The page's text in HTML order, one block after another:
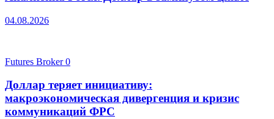
04.08.2026
Futures Broker0
Доллар теряет инициативу:
макроэкономическая дивергенция и кризис
коммуникаций ФРС